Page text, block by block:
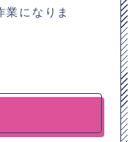
になりま